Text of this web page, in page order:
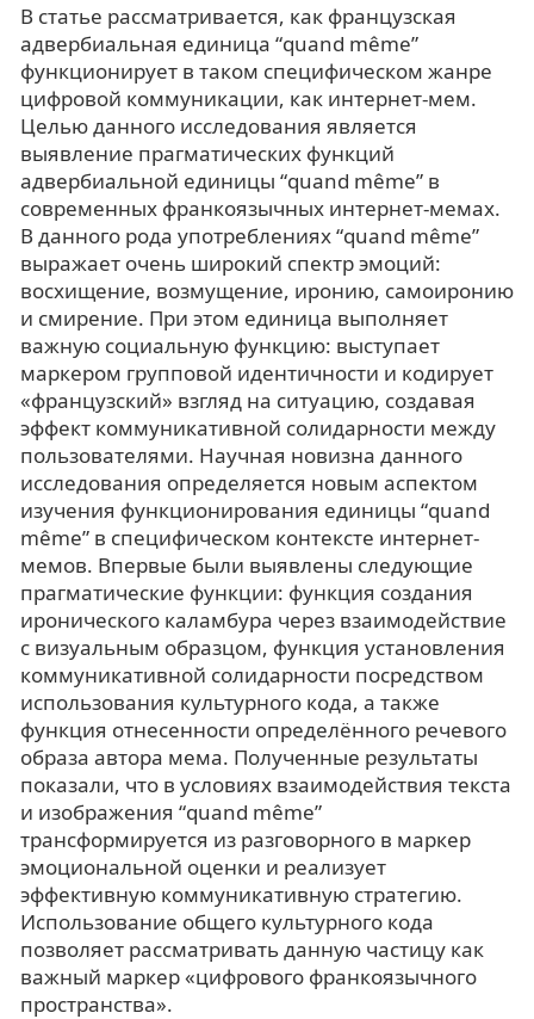
В статье рассматривается, как французская
адвербиальная единица “quand même”
функционирует в таком специфическом жанре
цифровой коммуникации, как интернет-мем.
Целью данного исследования является
выявление прагматических функций
адвербиальной единицы “quand même” в
современных франкоязычных интернет-мемах.
В данного рода употреблениях “quand même”
выражает очень широкий спектр эмоций:
восхищение, возмущение, иронию, самоиронию
и смирение. При этом единица выполняет
важную социальную функцию: выступает
маркером групповой идентичности и кодирует
«французский» взгляд на ситуацию, создавая
эффект коммуникативной солидарности между
пользователями. Научная новизна данного
исследования определяется новым аспектом
изучения функционирования единицы “quand
même” в специфическом контексте интернет-
мемов. Впервые были выявлены следующие
прагматические функции: функция создания
иронического каламбура через взаимодействие
с визуальным образцом, функция установления
коммуникативной солидарности посредством
использования культурного кода, а также
функция отнесенности определённого речевого
образа автора мема. Полученные результаты
показали, что в условиях взаимодействия текста
и изображения “quand même”
трансформируется из разговорного в маркер
эмоциональной оценки и реализует
эффективную коммуникативную стратегию.
Использование общего культурного кода
позволяет рассматривать данную частицу как
важный маркер «цифрового франкоязычного
пространства».